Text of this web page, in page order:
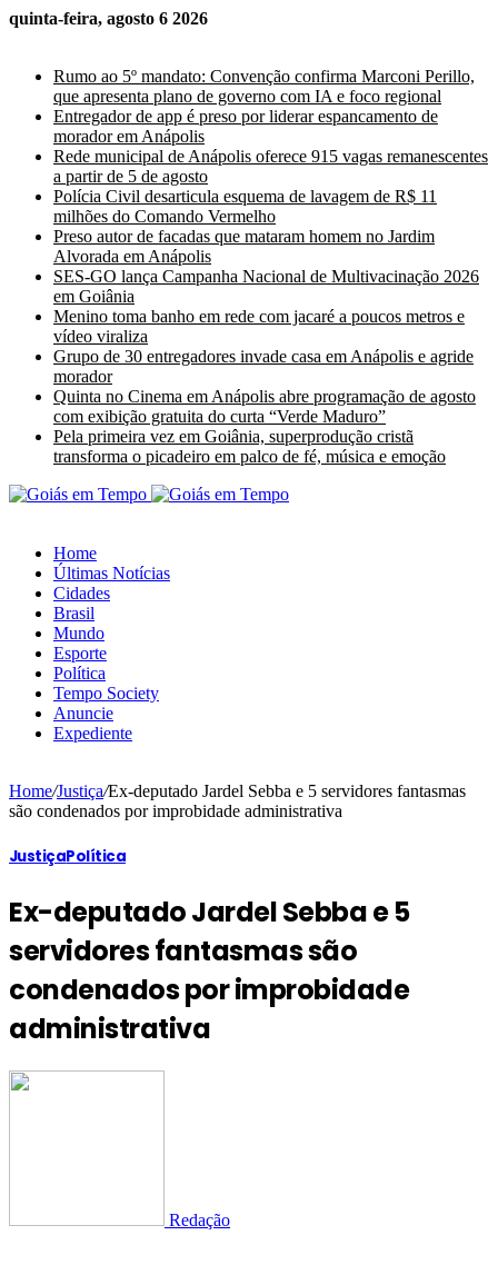
quinta-feira, agosto 6 2026
Rumo ao 5º mandato: Convenção confirma Marconi Perillo,
que apresenta plano de governo com IA e foco regional
Entregador de app é preso por liderar espancamento de
morador em Anápolis
Rede municipal de Anápolis oferece 915 vagas remanescentes
a partir de 5 de agosto
Polícia Civil desarticula esquema de lavagem de R$ 11
milhões do Comando Vermelho
Preso autor de facadas que mataram homem no Jardim
Alvorada em Anápolis
SES-GO lança Campanha Nacional de Multivacinação 2026
em Goiânia
Menino toma banho em rede com jacaré a poucos metros e
vídeo viraliza
Grupo de 30 entregadores invade casa em Anápolis e agride
morador
Quinta no Cinema em Anápolis abre programação de agosto
com exibição gratuita do curta “Verde Maduro”
Pela primeira vez em Goiânia, superprodução cristã
transforma o picadeiro em palco de fé, música e emoção
Home
Últimas Notícias
Cidades
Brasil
Mundo
Esporte
Política
Tempo Society
Anuncie
Expediente
Home/Justiça/Ex-deputado Jardel Sebba e 5 servidores fantasmas
são condenados por improbidade administrativa
JustiçaPolítica
Ex-deputado Jardel Sebba e 5
servidores fantasmas são
condenados por improbidade
administrativa
Redação